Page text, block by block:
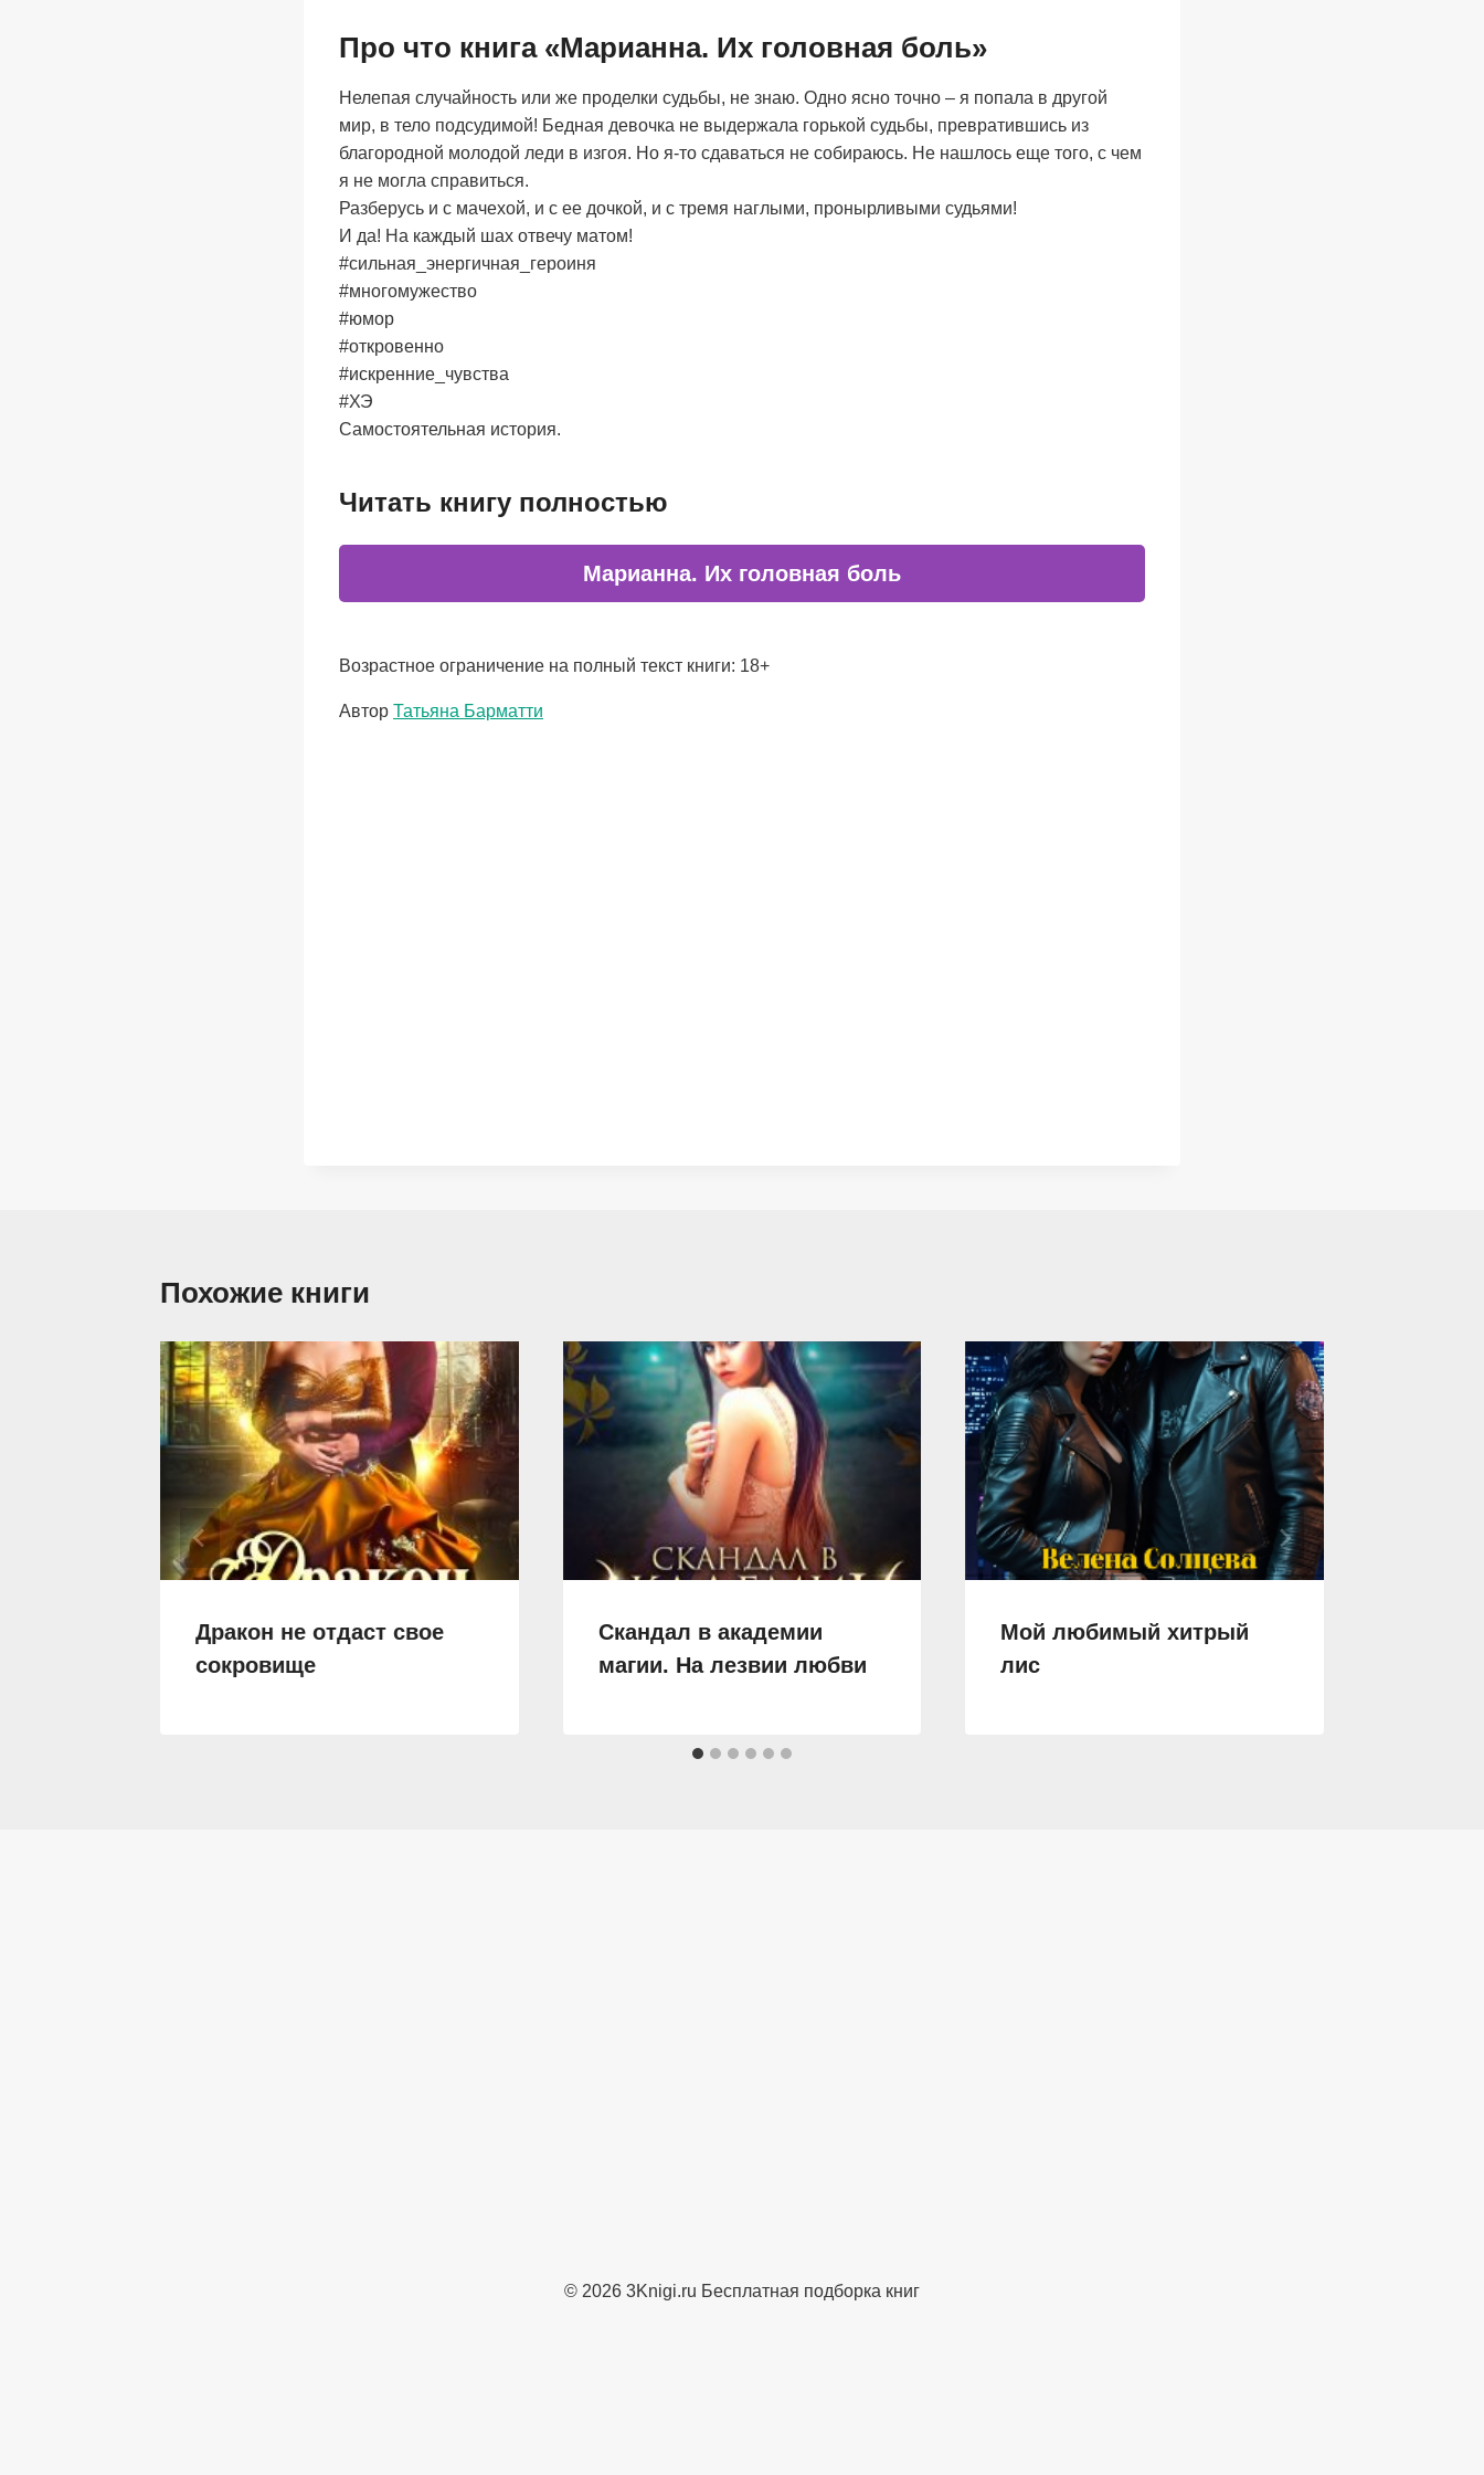
Про что книга «Марианна. Их головная боль»
Нелепая случайность или же проделки судьбы, не знаю. Одно ясно точно – я попала в другой
мир, в тело подсудимой! Бедная девочка не выдержала горькой судьбы, превратившись из
благородной молодой леди в изгоя. Но я-то сдаваться не собираюсь. Не нашлось еще того, с чем
я не могла справиться.
Разберусь и с мачехой, и с ее дочкой, и с тремя наглыми, пронырливыми судьями!
И да! На каждый шах отвечу матом!
#сильная_энергичная_героиня
#многомужество
#юмор
#откровенно
#искренние_чувства
#ХЭ
Самостоятельная история.
Читать книгу полностью
Марианна. Их головная боль
Возрастное ограничение на полный текст книги: 18+
Метки
Автор Татьяна Барматти
Похожие книги
Дракон не отдаст свое
сокровище
Скандал в академии
магии. На лезвии любви
Мой любимый хитрый
лис
© 2026 3Knigi.ru Бесплатная подборка книг